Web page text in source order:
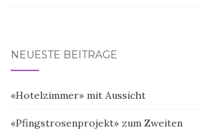
NEUESTE BEITRÄGE
«Hotelzimmer» mit Aussicht
«Pfingstrosenprojekt» zum Zweiten